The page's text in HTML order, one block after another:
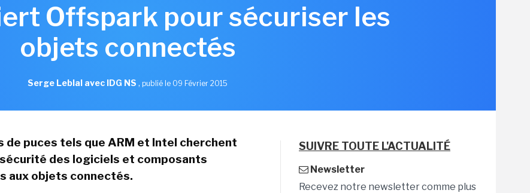
Offspark pour sécuriser les
objets connectés
Serge Leblal avec IDG NS , publié le 09 Février 2015
de puces tels que ARM et Intel cherchent
des logiciels et composants
aux objets connectés.
SUIVRE TOUTE L'ACTUALITÉ
Newsletter
Recevez notre newsletter comme plus